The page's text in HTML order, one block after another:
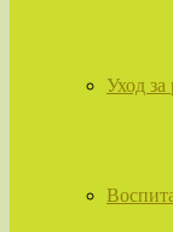
Уход за